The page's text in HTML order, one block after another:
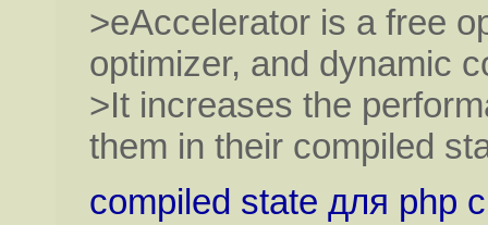
>eAccelerator is a free
optimizer, and dynamic
>It increases the
them in their compiled
compiled state для php